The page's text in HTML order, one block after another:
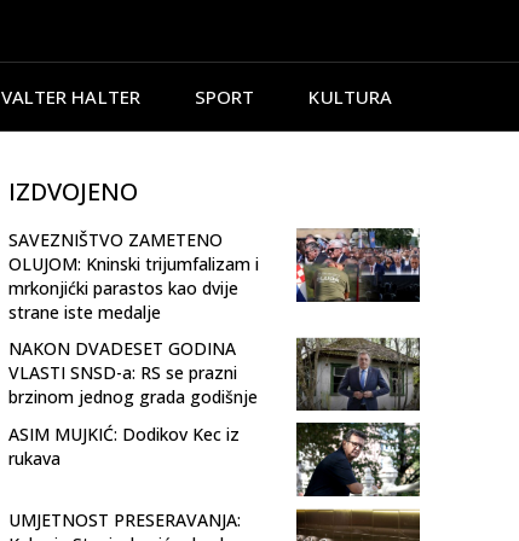
VALTER HALTER SPORT KULTURA
IZDVOJENO
SAVEZNIŠTVO ZAMETENO
OLUJOM: Kninski trijumfalizam i
mrkonjićki parastos kao dvije
strane iste medalje
NAKON DVADESET GODINA
VLASTI SNSD-a: RS se prazni
brzinom jednog grada godišnje
ASIM MUJKIĆ: Dodikov Kec iz
rukava
UMJETNOST PRESERAVANJA: